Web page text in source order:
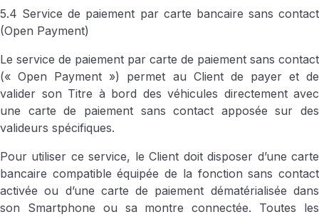
5.4 Service de paiement par carte bancaire sans contact
(Open Payment)
Le service de paiement par carte de paiement sans contact
(« Open Payment ») permet au Client de payer et de
valider son Titre à bord des véhicules directement avec
une carte de paiement sans contact apposée sur des
valideurs spécifiques.
Pour utiliser ce service, le Client doit disposer d’une carte
bancaire compatible équipée de la fonction sans contact
activée ou d’une carte de paiement dématérialisée dans
son Smartphone ou sa montre connectée. Toutes les